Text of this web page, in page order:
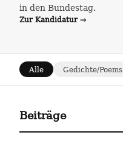
in den Bundestag.
Zur Kandidatur →
Alle Gedichte/Poems
Beiträge